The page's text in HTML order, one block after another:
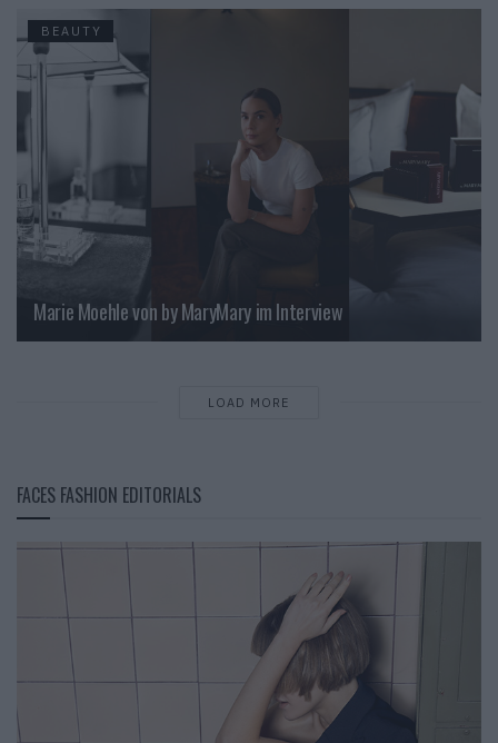
BEAUTY
Marie Moehle von by MaryMary im Interview
LOAD MORE
FACES FASHION EDITORIALS